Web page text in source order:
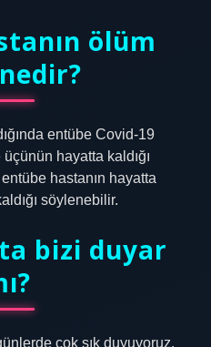
ölüm
entübe Covid-19
üçünün hayatta kaldığı
hastanın hayatta
söylenebilir.
bizi duyar
çok sık duyuyoruz.